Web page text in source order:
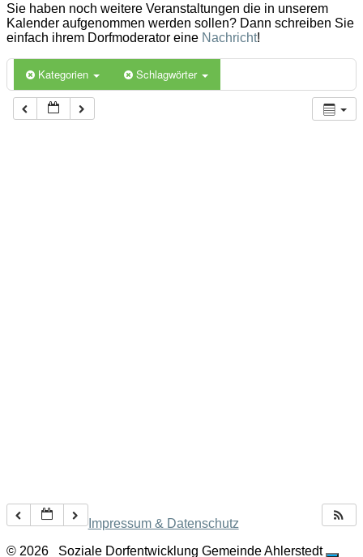
Sie haben noch weitere Veranstaltungen die in unserem
Kalender aufgenommen werden sollen? Dann schreiben Sie
einfach ihrem Dorfmoderator eine Nachricht!
Kategorien Schlagwörter
Impressum & Datenschutz
© 2026
Soziale Dorfentwicklung Gemeinde Ahlerstedt